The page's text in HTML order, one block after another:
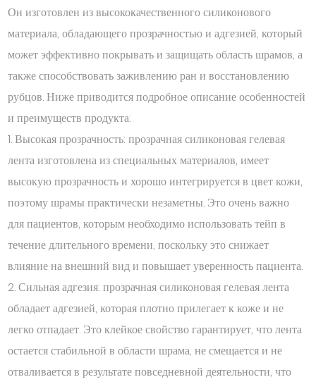
Он изготовлен из высококачественного силиконового
материала, обладающего прозрачностью и адгезией, который
может эффективно покрывать и защищать область шрамов, а
также способствовать заживлению ран и восстановлению
рубцов. Ниже приводится подробное описание особенностей
и преимуществ продукта:
1. Высокая прозрачность: прозрачная силиконовая гелевая
лента изготовлена ​​из специальных материалов, имеет
высокую прозрачность и хорошо интегрируется в цвет кожи,
поэтому шрамы практически незаметны. Это очень важно
для пациентов, которым необходимо использовать тейп в
течение длительного времени, поскольку это снижает
влияние на внешний вид и повышает уверенность пациента.
2. Сильная адгезия: прозрачная силиконовая гелевая лента
обладает адгезией, которая плотно прилегает к коже и не
легко отпадает. Это клейкое свойство гарантирует, что лента
остается стабильной в области шрама, не смещается и не
отваливается в результате повседневной деятельности, что